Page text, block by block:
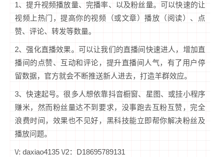
1、提升视频播放量、完播率、以及粉丝量。可以快速的让
视频上热门，提高你的视频（或文章）播放（阅读）、点
赞、评论、转发等数量。
2、强化直播效果。可以让我们的直播间快速进人，增加直
播间的点赞、互动和评论，提升直播间人气，有了用户停
留数据，官方就会不断推送新人进去，打造羊群效应。
3、快速起号。很多人想依靠抖音橱窗、星图、或挂小程序
赚米，然而粉丝量达不到要求，没事跑去互粉互赞，完全
浪费时间，效果也不见好，黑科技能立即帮你解决粉丝及
播放问题。
\/: daxiao4135 \/2：D18695789131